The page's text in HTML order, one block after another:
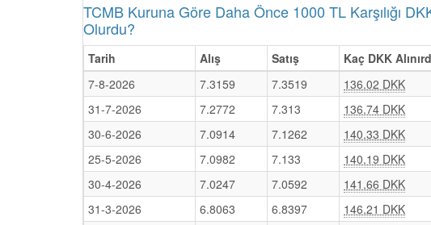
TCMB Kuruna Göre Daha Önce 1000 TL Karşılığı
Olurdu?
Tarih Alış Satış Kaç DKK
7-8-2026
7.3159 7.3519 136.02 DKK
31-7-2026
7.2772 7.313 136.74 DKK
30-6-2026
7.0914 7.1262 140.33 DKK
25-5-2026
7.0982 7.133 140.19 DKK
30-4-2026
7.0247 7.0592 141.66 DKK
31-3-2026
6.8063 6.8397 146.21 DKK